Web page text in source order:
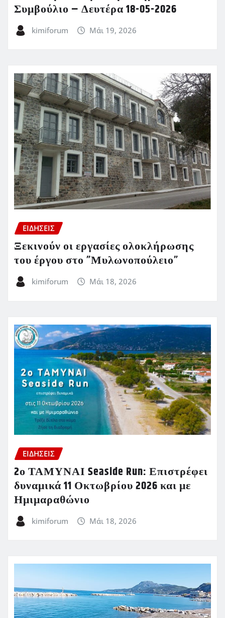
Συμβούλιο – Δευτέρα 18-05-2026
kimiforum Μάι 19, 2026
ΕΙΔΗΣΕΙΣ
Ξεκινούν οι εργασίες ολοκλήρωσης
του έργου στο ”Μυλωνοπούλειο”
kimiforum Μάι 18, 2026
ΕΙΔΗΣΕΙΣ
2ο ΤΑΜΥΝΑΙ Seaside Run: Επιστρέφει
δυναμικά 11 Οκτωβρίου 2026 και με
Ημιμαραθώνιο
kimiforum Μάι 18, 2026